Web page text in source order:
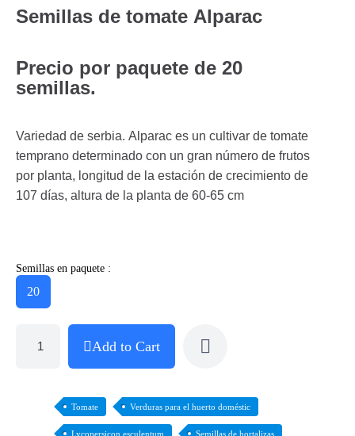
Semillas de tomate Alparac
Precio por paquete de 20
semillas.
Variedad de serbia. Alparac es un cultivar de tomate
temprano determinado con un gran número de frutos
por planta, longitud de la estación de crecimiento de
107 días, altura de la planta de 60-65 cm
Semillas en paquete :
20
Add to Cart
Tomate Verduras para el huerto doméstic
Lycopersicon esculentum Semillas de hortalizas